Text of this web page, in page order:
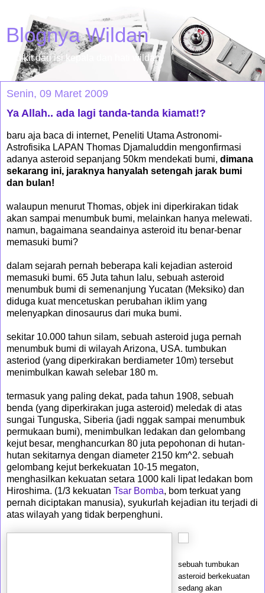
Blognya Wildan
sedikit dari isi kepala dan hati wildan.
Senin, 09 Maret 2009
Ya Allah.. ada lagi tanda-tanda kiamat!?
baru aja baca di internet, Peneliti Utama Astronomi-
Astrofisika LAPAN Thomas Djamaluddin mengonfirmasi
adanya asteroid sepanjang 50km mendekati bumi, dimana
sekarang ini, jaraknya hanyalah setengah jarak bumi
dan bulan!
walaupun menurut Thomas, objek ini diperkirakan tidak
akan sampai menumbuk bumi, melainkan hanya melewati.
namun, bagaimana seandainya asteroid itu benar-benar
memasuki bumi?
dalam sejarah pernah beberapa kali kejadian asteroid
memasuki bumi. 65 Juta tahun lalu, sebuah asteroid
menumbuk bumi di semenanjung Yucatan (Meksiko) dan
diduga kuat mencetuskan perubahan iklim yang
melenyapkan dinosaurus dari muka bumi.
sekitar 10.000 tahun silam, sebuah asteroid juga pernah
menumbuk bumi di wilayah Arizona, USA. tumbukan
asteriod (yang diperkirakan berdiameter 10m) tersebut
menimbulkan kawah selebar 180 m.
termasuk yang paling dekat, pada tahun 1908, sebuah
benda (yang diperkirakan juga asteroid) meledak di atas
sungai Tunguska, Siberia (jadi nggak sampai menumbuk
permukaan bumi), menimbulkan ledakan dan gelombang
kejut besar, menghancurkan 80 juta pepohonan di hutan-
hutan sekitarnya dengan diameter 2150 km^2. sebuah
gelombang kejut berkekuatan 10-15 megaton,
menghasilkan kekuatan setara 1000 kali lipat ledakan bom
Hiroshima. (1/3 kekuatan Tsar Bomba, bom terkuat yang
pernah diciptakan manusia), syukurlah kejadian itu terjadi di
atas wilayah yang tidak berpenghuni.
sebuah tumbukan
asteroid berkekuatan
sedang akan